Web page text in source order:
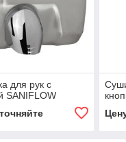
для рук с
SANIFLOW